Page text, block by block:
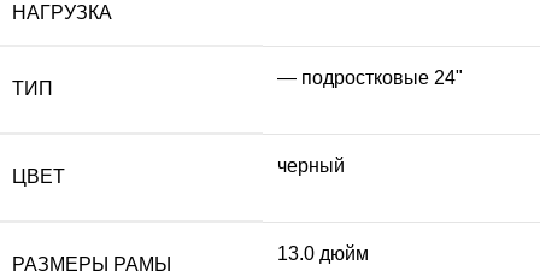
НАГРУЗКА
ТИП
— подростковые 24"
ЦВЕТ
черный
РАЗМЕРЫ РАМЫ
13.0 дюйм